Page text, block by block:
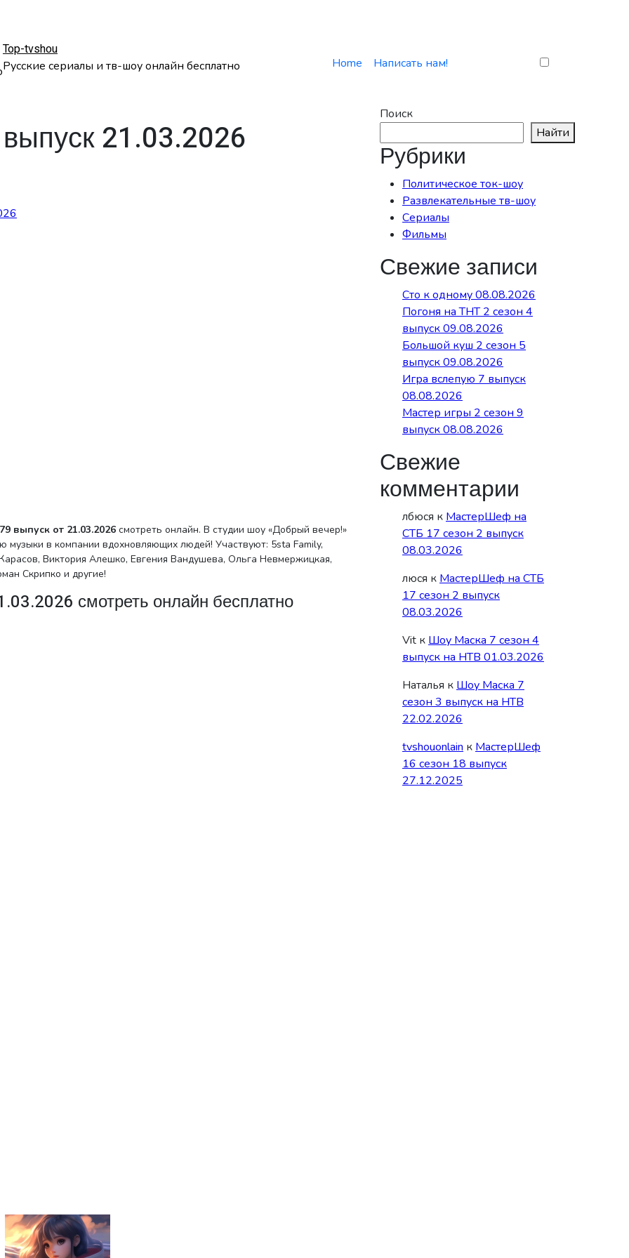
Top-tvshou
Русские сериалы и тв-шоу онлайн бесплатно Home Написать нам!
21.03.2026
выпуск от 21.03.2026 смотреть онлайн. В студии шоу «Добрый вечер!»
музыки в компании вдохновляющих людей! Участвуют: 5sta Family,
Виктория Алешко, Евгения Вандушева, Ольга Невмержицкая,
Скрипко и другие!
смотреть онлайн бесплатно
Поиск
Найти
Рубрики
Политическое ток-шоу
Развлекательные тв-шоу
Сериалы
Фильмы
Свежие записи
Сто к одному 08.08.2026
Погоня на ТНТ 2 сезон 4
выпуск 09.08.2026
Большой куш 2 сезон 5
выпуск 09.08.2026
Игра вслепую 7 выпуск
08.08.2026
Мастер игры 2 сезон 9
выпуск 08.08.2026
Свежие
комментарии
лбюся к МастерШеф на
СТБ 17 сезон 2 выпуск
08.03.2026
люся к МастерШеф на СТБ
17 сезон 2 выпуск
08.03.2026
Vit к Шоу Маска 7 сезон 4
выпуск на НТВ 01.03.2026
Наталья к Шоу Маска 7
сезон 3 выпуск на НТВ
22.02.2026
tvshouonlain к МастерШеф
16 сезон 18 выпуск
27.12.2025